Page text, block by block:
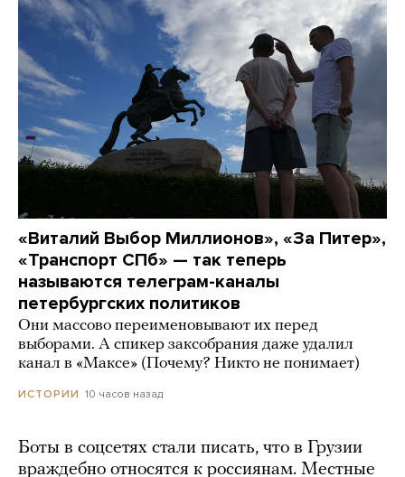
«Виталий Выбор Миллионов», «За Питер»,
«Транспорт СПб» — так теперь
называются телеграм-каналы
петербургских политиков
Они массово переименовывают их перед
выборами. А спикер заксобрания даже удалил
канал в «Максе» (Почему? Никто не понимает)
ИСТОРИИ 10 часов назад
Боты в соцсетях стали писать, что в Грузии
враждебно относятся к россиянам. Местные